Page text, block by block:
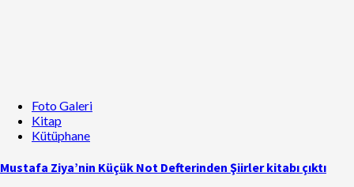
Foto Galeri
Kitap
Kütüphane
Mustafa Ziya’nin Küçük Not Defterinden Şiirler kitabı çıktı